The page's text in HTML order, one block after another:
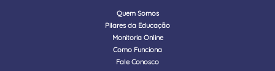
Quem Somos
Pilares da Educação
Monitoria Online
Como Funciona
Fale Conosco